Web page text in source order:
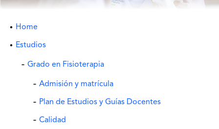
Home
Estudios
Grado en Fisioterapia
Admisión y matrícula
Plan de Estudios y Guías Docentes
Calidad